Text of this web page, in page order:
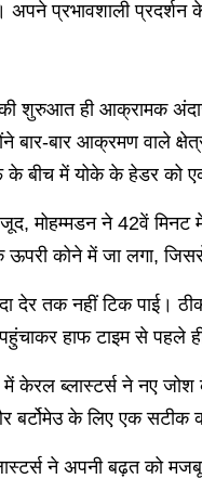
अपने प्रभावशाली
शुरुआत ही आक्रामक
बार-बार आक्रमण वाले
के बीच में योके के हेडर को
मोहम्मडन ने 42वें मिनट
ऊपरी कोने में जा लगा,
देर तक नहीं टिक पाई।
हाफ टाइम से पहले ही
केरल ब्लास्टर्स ने नए जोश
बर्टोमेउ के लिए एक सटीक
ने अपनी बढ़त को